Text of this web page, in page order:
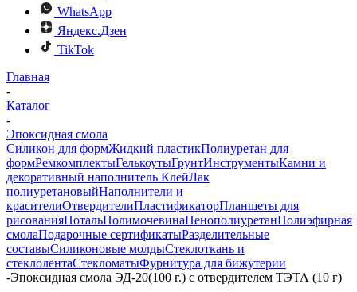
WhatsApp
Яндекс.Дзен
TikTok
Главная
-
Каталог
-
Эпоксидная смола
Силикон для формЖидкий пластикПолиуретан для
формРемкомплектыГелькоутыГрунтИнструментыКамни и
декоративный наполнитель КлейЛак
полиуретановыйНаполнители и
красителиОтвердителиПластификаторПланшеты для
рисованияПотальПолимочевинаПенополиуретанПолиэфирная
смолаПодарочные сертификатыРазделительные
составыСиликоновые молдыСтеклоткань и
стеклолентаСтекломатыФурнитура для бижутерии
-Эпоксидная смола ЭД-20(100 г.) с отвердителем ТЭТА (10 г)